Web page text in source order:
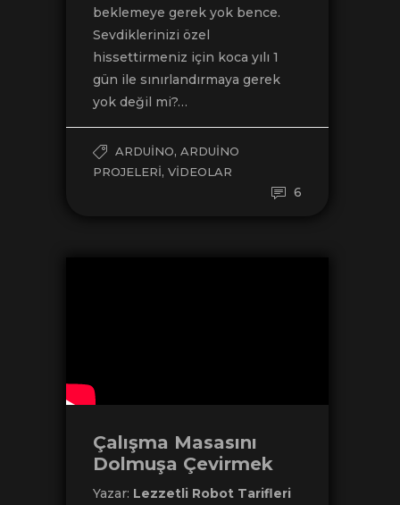
beklemeye gerek yok bence.
Sevdiklerinizi özel
hissettirmeniz için koca yılı 1
gün ile sınırlandırmaya gerek
yok değil mi?…
ARDUINO, ARDUINO
PROJELERI, VIDEOLAR
6
Çalışma Masasını
Dolmuşa Çevirmek
Yazar: Lezzetli Robot Tarifleri